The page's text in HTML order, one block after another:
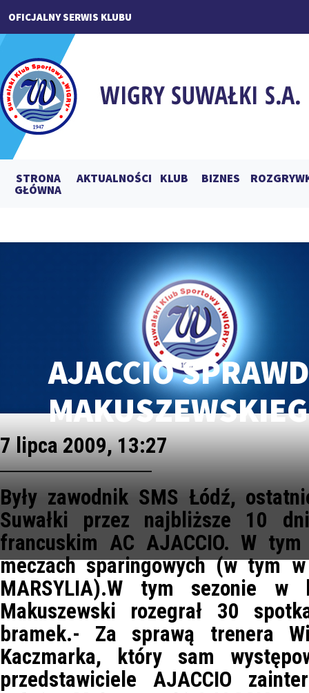
OFICJALNY SERWIS KLUBU
STRONA
GŁÓWNA
AKTUALNOŚCI KLUB BIZNES
AJACCIO
7 lipca 2009, 13:27
Były zawodnik SMS Łódź,
Suwałki przez najbliższe 10
francuskim AC AJACCIO. W
meczach sparingowych (w tym
MARSYLIA).W tym sezonie w
Makuszewski rozegrał 30
bramek.- Za sprawą trenera
Kaczmarka, który sam
przedstawiciele AJACCIO